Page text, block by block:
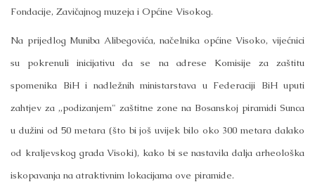
Fondacije, Zavičajnog muzeja i Općine Visokog.
Na prijedlog Muniba Alibegovića, načelnika općine Visoko, vijećnici
su pokrenuli inicijativu da se na adrese Komisije za zaštitu
spomenika BiH i nadležnih ministarstava u Federaciji BiH uputi
zahtjev za „podizanjem" zaštitne zone na Bosanskoj piramidi Sunca
u dužini od 50 metara (što bi još uvijek bilo oko 300 metara dalako
od kraljevskog grada Visoki), kako bi se nastavila dalja arheološka
iskopavanja na atraktivnim lokacijama ove piramide.